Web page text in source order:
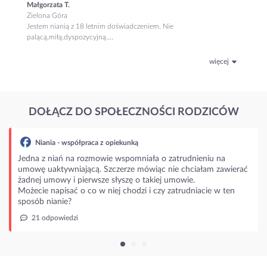
Małgorzata T.
Zielona Góra
Jestem nianią z 18 letnim doświadczeniem. Nie
palącą,miłą,dyspozycyjną....
więcej
DOŁĄCZ DO SPOŁECZNOŚCI RODZICÓW
Niania - współpraca z opiekunką
z niań na rozmowie wspomniała o zatrudnieniu na
uaktywniającą. Szczerze mówiąc nie chciałam zawierać
umowy i pierwsze słyszę o takiej umowie.
napisać o co w niej chodzi i czy zatrudniacie w ten
nianie?
21 odpowiedzi